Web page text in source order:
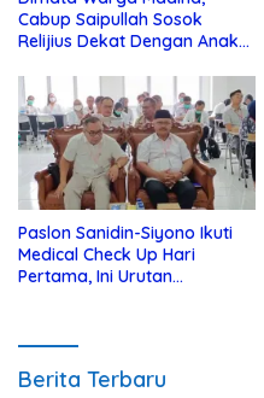
Cabup Saipullah Sosok
Relijius Dekat Dengan Anak
Paslon Sanidin-Siyono Ikuti
Medical Check Up Hari
Pertama, Ini Urutan
Berita Terbaru